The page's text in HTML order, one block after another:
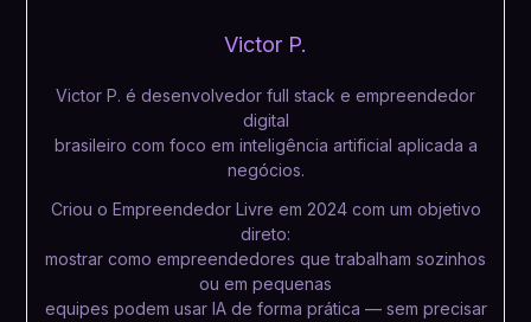
Victor P.
Victor P. é desenvolvedor full stack e empreendedor
digital
brasileiro com foco em inteligência artificial aplicada a
negócios.
Criou o Empreendedor Livre em 2024 com um objetivo
direto:
mostrar como empreendedores que trabalham sozinhos
ou em pequenas
equipes podem usar IA de forma prática — sem precisar